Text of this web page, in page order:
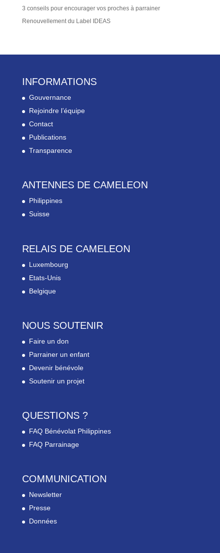
3 conseils pour encourager vos proches à parrainer
Renouvellement du Label IDEAS
INFORMATIONS
Gouvernance
Rejoindre l’équipe
Contact
Publications
Transparence
ANTENNES DE CAMELEON
Philippines
Suisse
RELAIS DE CAMELEON
Luxembourg
Etats-Unis
Belgique
NOUS SOUTENIR
Faire un don
Parrainer un enfant
Devenir bénévole
Soutenir un projet
QUESTIONS ?
FAQ Bénévolat Philippines
FAQ Parrainage
COMMUNICATION
Newsletter
Presse
Données